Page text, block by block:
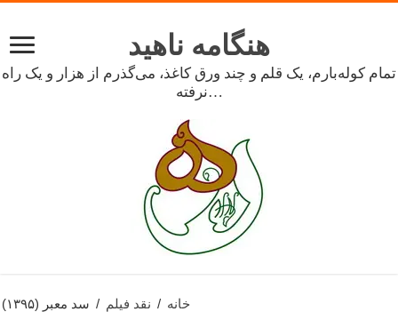
هنگامه ناهید
تمام کوله‌بارم، یک قلم و چند ورق کاغذ، می‌گذرم از هزار و یک راه
نرفته…
خانه / نقد فیلم / سد معبر (۱۳۹۵)